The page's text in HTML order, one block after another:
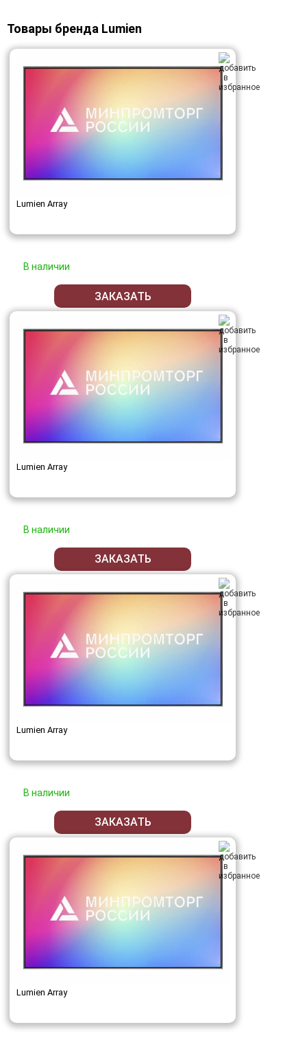
Товары бренда Lumien
Lumien Array
В наличии
ЗАКАЗАТЬ
Lumien Array
В наличии
ЗАКАЗАТЬ
Lumien Array
В наличии
ЗАКАЗАТЬ
Lumien Array